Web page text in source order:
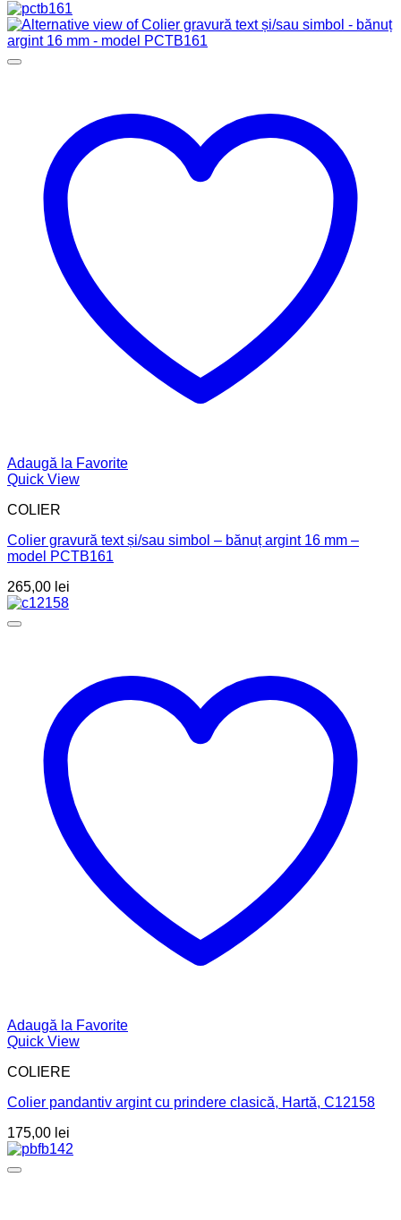
Adaugă la Favorite
Quick View
COLIER
Colier gravură text și/sau simbol – bănuț argint 16 mm –
model PCTB161
265,00 lei
Adaugă la Favorite
Quick View
COLIERE
Colier pandantiv argint cu prindere clasică, Hartă, C12158
175,00 lei